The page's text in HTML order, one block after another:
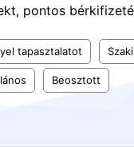
pontos
tapasztalatot
Beosztott